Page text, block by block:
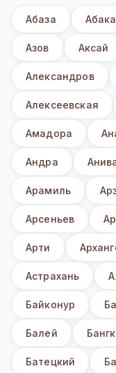
Абаза
Азов Аксай
Александров
Алексеевская
Амадора
Андра
Арамиль
Арсеньев
Арти
Астрахань
Байконур
Балей
Батецкий